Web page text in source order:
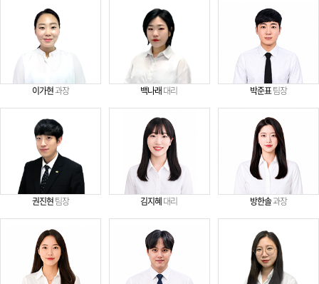
이가현과장 백나래대리 박준표팀장
권진현팀장 김지혜대리 방한솔과장